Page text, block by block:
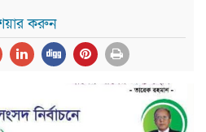
করুন